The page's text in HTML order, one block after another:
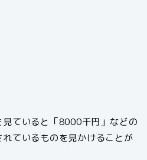
ていると「8000千円」などの
ているものを見かけることが